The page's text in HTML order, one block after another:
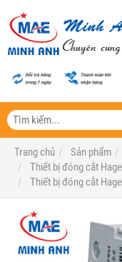
Trang chủ
Sản phẩm
Thiết bị đóng cắt
Thiết bị đóng cắt